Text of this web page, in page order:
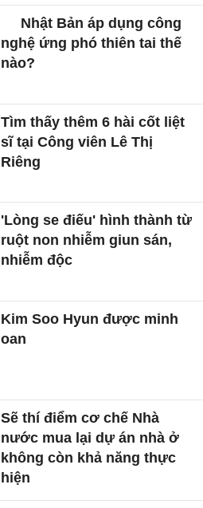
Nhật Bản áp dụng công
nghệ ứng phó thiên tai thế
nào?
Tìm thấy thêm 6 hài cốt liệt
sĩ tại Công viên Lê Thị
Riêng
'Lòng se điếu' hình thành từ
ruột non nhiễm giun sán,
nhiễm độc
Kim Soo Hyun được minh
oan
Sẽ thí điểm cơ chế Nhà
nước mua lại dự án nhà ở
không còn khả năng thực
hiện